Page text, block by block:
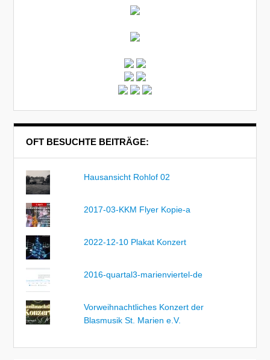
OFT BESUCHTE BEITRÄGE:
Hausansicht Rohlof 02
2017-03-KKM Flyer Kopie-a
2022-12-10 Plakat Konzert
2016-quartal3-marienviertel-de
Vorweihnachtliches Konzert der
Blasmusik St. Marien e.V.